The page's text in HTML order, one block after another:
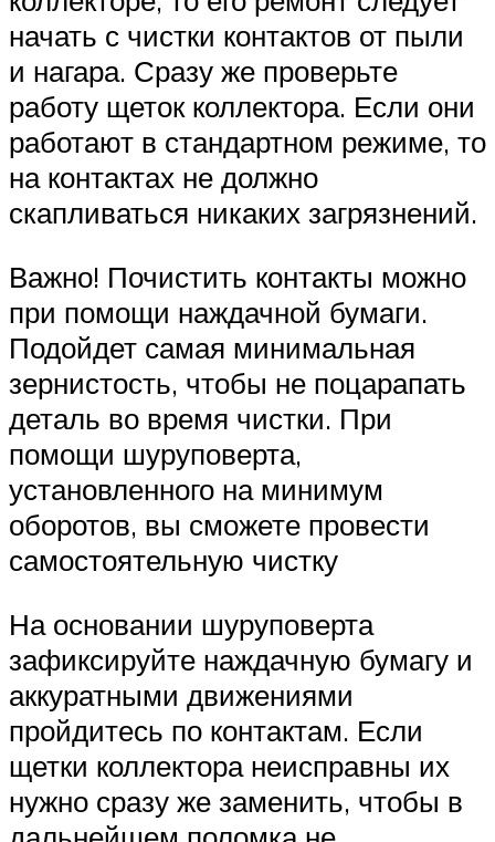
начать с чистки контактов от пыли
и нагара. Сразу же проверьте
работу щеток коллектора. Если они
работают в стандартном режиме, то
на контактах не должно
скапливаться никаких загрязнений.
Важно! Почистить контакты можно
при помощи наждачной бумаги.
Подойдет самая минимальная
зернистость, чтобы не поцарапать
деталь во время чистки. При
помощи шуруповерта,
установленного на минимум
оборотов, вы сможете провести
самостоятельную чистку
На основании шуруповерта
зафиксируйте наждачную бумагу и
аккуратными движениями
пройдитесь по контактам. Если
щетки коллектора неисправны их
нужно сразу же заменить, чтобы в